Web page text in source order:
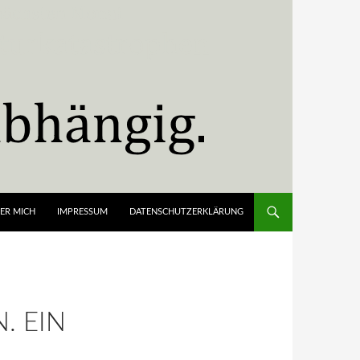
MICH IMPRESSUM DATENSCHUTZERKLÄRUNG
EIN